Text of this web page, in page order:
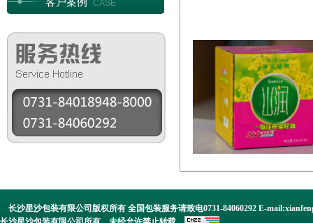
CASE
长沙星沙包装有限公司版权所有 全国包装服务请致电0731-84060292 E-